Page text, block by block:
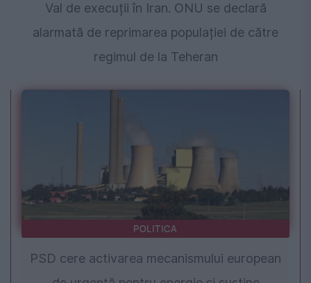
Val de execuții în Iran. ONU se declară
alarmată de reprimarea populației de către
regimul de la Teheran
POLITICA
PSD cere activarea mecanismului european